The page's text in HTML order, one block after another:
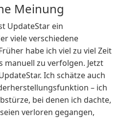
Meinung
UpdateStar ein
viele verschiedene
habe ich viel zu viel Zeit
zu verfolgen. Jetzt
Ich schätze auch
– ich
bei denen ich dachte,
verloren gegangen,